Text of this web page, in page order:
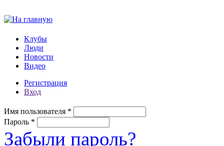
Клубы
Люди
Новости
Видео
Регистрация
Вход
Имя пользователя *
Пароль *
Забыли пароль?